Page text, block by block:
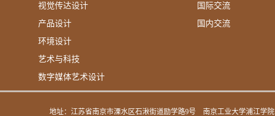
视觉传达设计
产品设计
环境设计
艺术与科技
数字媒体艺术设计
国际交流
国内交流
地址：江苏省南京市溧水区石湫街道励学路9号 南京工业大学浦江学院